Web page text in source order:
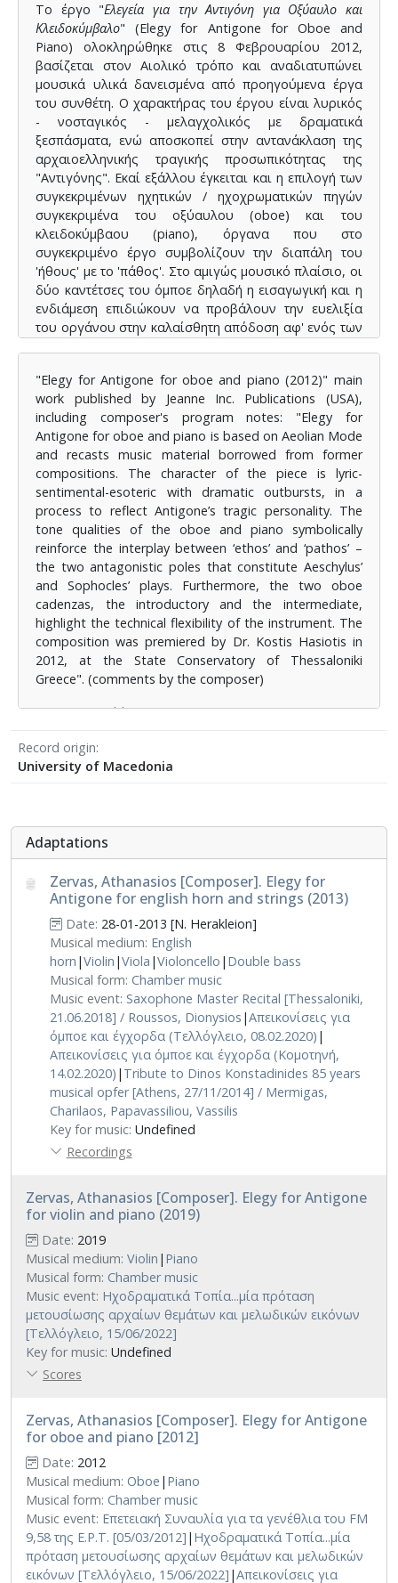
Το έργο "Ελεγεία για την Αντιγόνη για Οξύαυλο και
Κλειδοκύμβαλο" (Elegy for Antigone for Oboe and
Piano) ολοκληρώθηκε στις 8 Φεβρουαρίου 2012,
βασίζεται στον Αιολικό τρόπο και αναδιατυπώνει
μουσικά υλικά δανεισμένα από προηγούμενα έργα
του συνθέτη. Ο χαρακτήρας του έργου είναι λυρικός
- νοσταγικός - μελαγχολικός με δραματικά
ξεσπάσματα, ενώ αποσκοπεί στην αντανάκλαση της
αρχαιοελληνικής τραγικής προσωπικότητας της
"Αντιγόνης". Εκαί εξάλλου έγκειται και η επιλογή των
συγκεκριμένων ηχητικών / ηχοχρωματικών πηγών
συγκεκριμένα του οξύαυλου (oboe) και του
κλειδοκύμβαου (piano), όργανα που στο
συγκεκριμένο έργο συμβολίζουν την διαπάλη του
'ήθους' με το 'πάθος'. Στο αμιγώς μουσικό πλαίσιο, οι
δύο καντέτσες του όμποε δηλαδή η εισαγωγική και η
ενδιάμεση επιδιώκουν να προβάλουν την ευελιξία
του οργάνου στην καλαίσθητη απόδοση αφ' ενός των
σε πρώτη παγκόσμια εκτέλεση στις 05.03.2012 στο
πλαίσιο επετειακής εκδήλωσης γενεθλίων του
Ραδιοφώνου 9,58 FM της Ελληνικής Ραδιοφωνίας
Τηλεόρασης (Ε.Ρ.Τ.) στην Αίθουσα "Μελίνα
Μερκούρη" του Κρατικού Ωδείου Θεσσαλονίκης από
τον διακεκριμένο ομποϊστα δρ. Κωστή Χασιώτη και
την Ρέα Γκούγκα στο πιάνο. (σχόλια του συνθέτη)
"Elegy for Antigone for oboe and piano (2012)" main
work published by Jeanne Inc. Publications (USA),
including composer's program notes: "Elegy for
Antigone for oboe and piano is based on Aeolian Mode
and recasts music material borrowed from former
compositions. The character of the piece is lyric-
sentimental-esoteric with dramatic outbursts, in a
process to reflect Antigone’s tragic personality. The
tone qualities of the oboe and piano symbolically
reinforce the interplay between ‘ethos’ and ‘pathos’ –
the two antagonistic poles that constitute Aeschylus’
and Sophocles’ plays. Furthermore, the two oboe
cadenzas, the introductory and the intermediate,
highlight the technical flexibility of the instrument. The
composition was premiered by Dr. Kostis Hasiotis in
2012, at the State Conservatory of Thessaloniki
Greece". (comments by the composer)
⟶Jeanne Publications ISMN: 979-0-3019-0035-2
Record origin
University of Macedonia
Adaptations
Zervas, Athanasios [Composer]. Elegy for
Antigone for english horn and strings (2013)
Date: 28-01-2013 [N. Herakleion]
Musical medium: English
horn |Violin |Viola |Violoncello | Double bass
Musical form: Chamber music
Music event: Saxophone Master Recital [Thessaloniki,
21.06.2018] / Roussos, Dionysios |Απεικονίσεις για
όμποε και έγχορδα (Τελλόγλειο, 08.02.2020) |
Απεικονίσεις για όμποε και έγχορδα (Κομοτηνή,
14.02.2020) | Tribute to Dinos Konstadinides 85 years
musical opfer [Athens, 27/11/2014] / Mermigas,
Charilaos, Papavassiliou, Vassilis
Key for music: Undefined
Recordings
Zervas, Athanasios [Composer]. Elegy for Antigone
for violin and piano (2019)
Date: 2019
Musical medium: Violin | Piano
Musical form: Chamber music
Music event: Ηχοδραματικά Τοπία...μία πρόταση
μετουσίωσης αρχαίων θεμάτων και μελωδικών εικόνων
[Τελλόγλειο, 15/06/2022]
Key for music: Undefined
Scores
Zervas, Athanasios [Composer]. Elegy for Antigone
for oboe and piano [2012]
Date: 2012
Musical medium: Oboe | Piano
Musical form: Chamber music
Music event: Επετειακή Συναυλία για τα γενέθλια του FM
9,58 της Ε.Ρ.Τ. [05/03/2012] | Ηχοδραματικά Τοπία...μία
πρόταση μετουσίωσης αρχαίων θεμάτων και μελωδικών
εικόνων [Τελλόγλειο, 15/06/2022] |Απεικονίσεις για